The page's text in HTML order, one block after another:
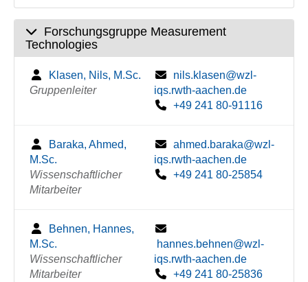
Forschungsgruppe Measurement
Technologies
Klasen, Nils, M.Sc.
Gruppenleiter
nils.klasen@wzl-
iqs.rwth-aachen.de
+49 241 80-91116
Baraka, Ahmed,
M.Sc.
Wissenschaftlicher
Mitarbeiter
ahmed.baraka@wzl-
iqs.rwth-aachen.de
+49 241 80-25854
Behnen, Hannes,
M.Sc.
Wissenschaftlicher
Mitarbeiter
hannes.behnen@wzl-
iqs.rwth-aachen.de
+49 241 80-25836